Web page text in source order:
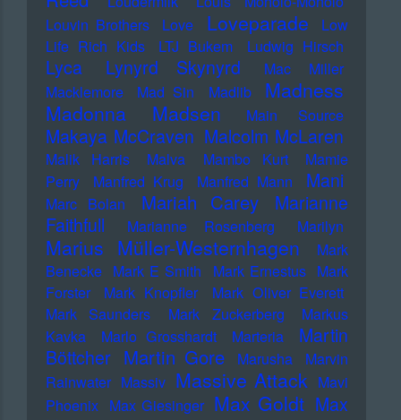
Louvin Brothers
Love Loveparade
Low
Life Rich Kids
LTJ Bukem Ludwig Hirsch
Lyca Lynyrd Skynyrd
Mac Miller
Macklemore
Mad Sin Madlib
Madness
Madonna
Madsen Main Source
Makaya McCraven Malcolm McLaren
Malik Harris Malva Mambo Kurt
Mamie
Perry
Manfred Krug Manfred Mann Mani
Marc Bolan Mariah Carey
Marianne
Faithfull
Marianne Rosenberg Marilyn
Marius Müller-Westernhagen
Mark
Benecke Mark E Smith Mark Ernestus Mark
Forster
Mark Knopfler
Mark Oliver Everett
Mark Saunders
Mark Zuckerberg
Markus
Kavka
Marlo Grosshardt Marteria
Martin
Böttcher Martin Gore Marusha
Marvin
Rainwater Massiv Massive Attack Mavi
Phoenix Max Giesinger Max Goldt Max